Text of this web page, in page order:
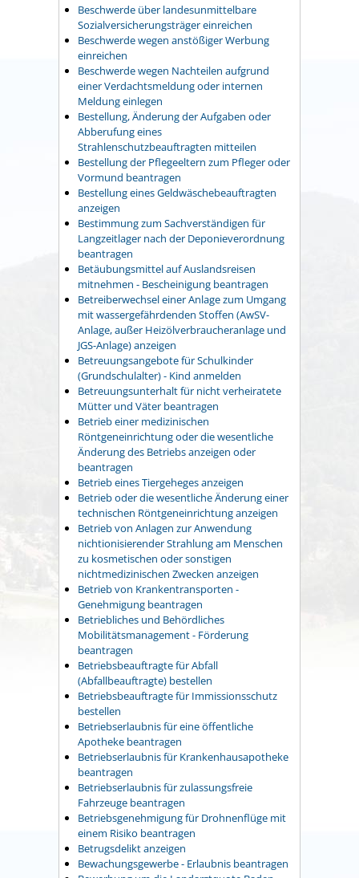
Beschwerde über landesunmittelbare
Sozialversicherungsträger einreichen
Beschwerde wegen anstößiger Werbung
einreichen
Beschwerde wegen Nachteilen aufgrund
einer Verdachtsmeldung oder internen
Meldung einlegen
Bestellung, Änderung der Aufgaben oder
Abberufung eines
Strahlenschutzbeauftragten mitteilen
Bestellung der Pflegeeltern zum Pfleger oder
Vormund beantragen
Bestellung eines Geldwäschebeauftragten
anzeigen
Bestimmung zum Sachverständigen für
Langzeitlager nach der Deponieverordnung
beantragen
Betäubungsmittel auf Auslandsreisen
mitnehmen - Bescheinigung beantragen
Betreiberwechsel einer Anlage zum Umgang
mit wassergefährdenden Stoffen (AwSV-
Anlage, außer Heizölverbraucheranlage und
JGS-Anlage) anzeigen
Betreuungsangebote für Schulkinder
(Grundschulalter) - Kind anmelden
Betreuungsunterhalt für nicht verheiratete
Mütter und Väter beantragen
Betrieb einer medizinischen
Röntgeneinrichtung oder die wesentliche
Änderung des Betriebs anzeigen oder
beantragen
Betrieb eines Tiergeheges anzeigen
Betrieb oder die wesentliche Änderung einer
technischen Röntgeneinrichtung anzeigen
Betrieb von Anlagen zur Anwendung
nichtionisierender Strahlung am Menschen
zu kosmetischen oder sonstigen
nichtmedizinischen Zwecken anzeigen
Betrieb von Krankentransporten -
Genehmigung beantragen
Betriebliches und Behördliches
Mobilitätsmanagement - Förderung
beantragen
Betriebsbeauftragte für Abfall
(Abfallbeauftragte) bestellen
Betriebsbeauftragte für Immissionsschutz
bestellen
Betriebserlaubnis für eine öffentliche
Apotheke beantragen
Betriebserlaubnis für Krankenhausapotheke
beantragen
Betriebserlaubnis für zulassungsfreie
Fahrzeuge beantragen
Betriebsgenehmigung für Drohnenflüge mit
einem Risiko beantragen
Betrugsdelikt anzeigen
Bewachungsgewerbe - Erlaubnis beantragen